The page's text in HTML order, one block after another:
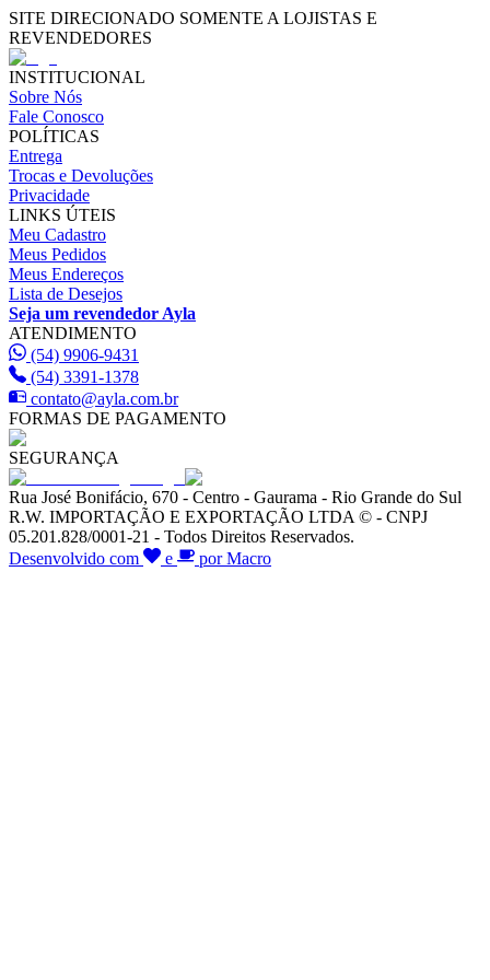
SITE DIRECIONADO SOMENTE A LOJISTAS E
REVENDEDORES
INSTITUCIONAL
Sobre Nós
Fale Conosco
POLÍTICAS
Entrega
Trocas e Devoluções
Privacidade
LINKS ÚTEIS
Meu Cadastro
Meus Pedidos
Meus Endereços
Lista de Desejos
Seja um revendedor Ayla
ATENDIMENTO
(54) 9906-9431
(54) 3391-1378
contato@ayla.com.br
FORMAS DE PAGAMENTO
SEGURANÇA
Rua José Bonifácio, 670 - Centro - Gaurama - Rio Grande do Sul
R.W. IMPORTAÇÃO E EXPORTAÇÃO LTDA © - CNPJ
05.201.828/0001-21 - Todos Direitos Reservados.
Desenvolvido com
e por Macro